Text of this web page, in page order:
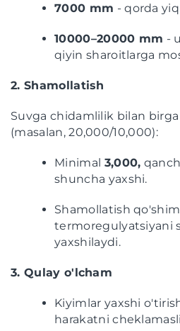
7000 mm - qorda
10000–20000 mm -
qiyin sharoitlarga
2. Shamollatish
Suvga chidamlilik bilan
(masalan, 20,000/10,000):
Minimal 3,000,
shuncha yaxshi.
Shamollatish
termoregulyatsiyani
yaxshilaydi.
3. Qulay o'lcham
Kiyimlar yaxshi
harakatni